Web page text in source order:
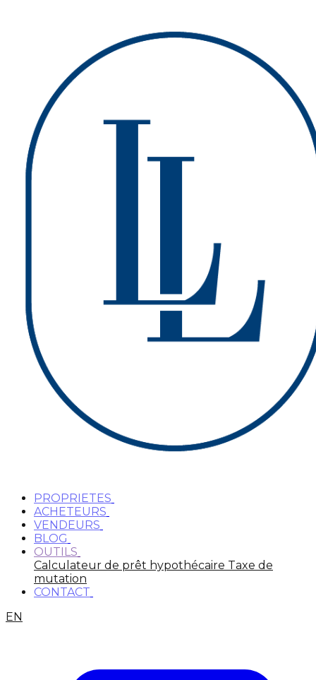
PROPRIETES
ACHETEURS
VENDEURS
BLOG
OUTILS
Calculateur de prêt hypothécaire Taxe de
mutation
CONTACT
EN